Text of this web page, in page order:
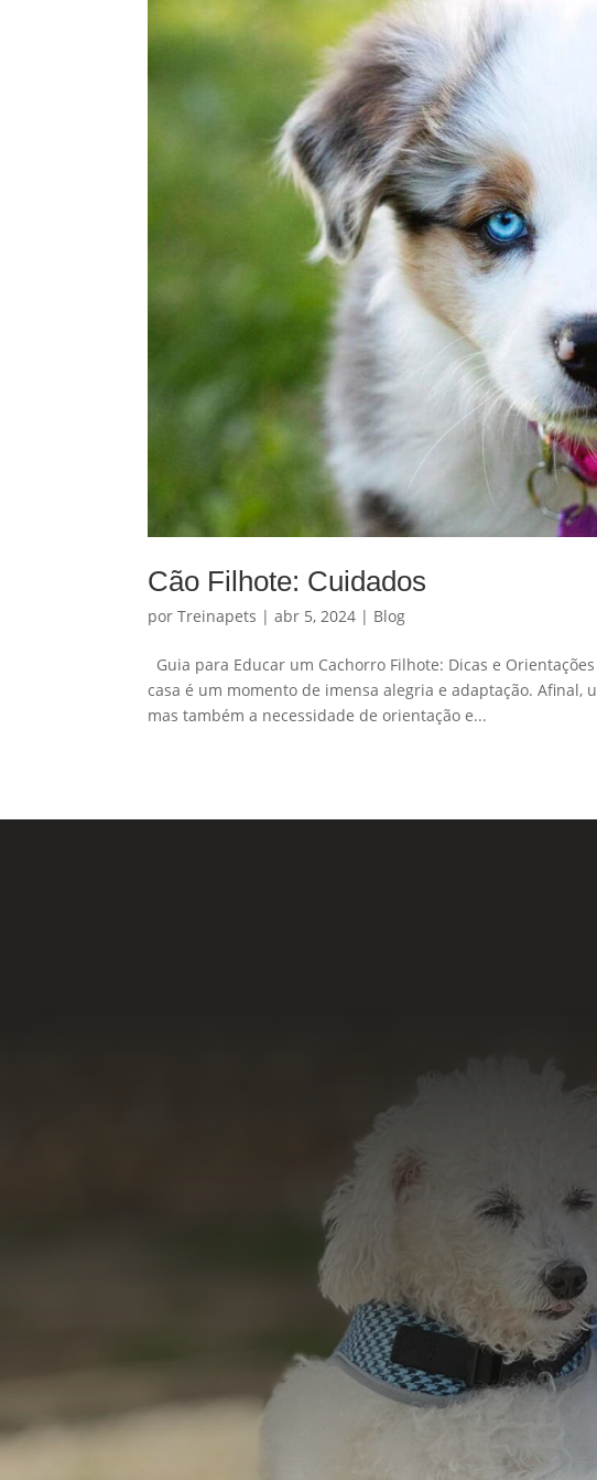
Cão Filhote: Cuidados
porTreinapets |abr 5, 2024 | Blog
Guia para Educar um Cachorro Filhote: Dicas e
casa é um momento de imensa alegria e adaptação.
mas também a necessidade de orientação e...
Acesse e conheça o
do nosso trabalho